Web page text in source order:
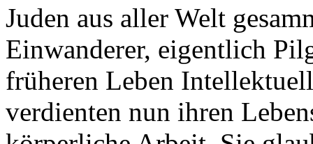
Juden aus aller Welt
Einwanderer, eigentlich
früheren Leben
verdienten nun ihren